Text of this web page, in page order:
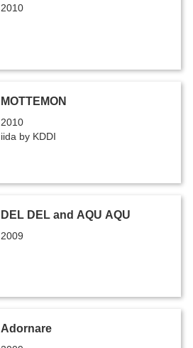
2010
MOTTEMON
2010
iida by KDDI
DEL DEL and AQU AQU
2009
Adornare